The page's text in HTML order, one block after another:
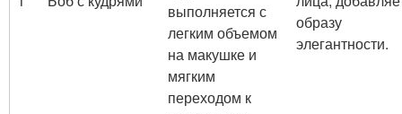
выполняется с
легким объемом
на макушке и
мягким
переходом к
образу
элегантности.